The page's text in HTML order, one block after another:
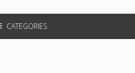
CATEGORIES